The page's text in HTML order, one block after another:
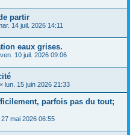
partir
14 juil. 2026 14:11
eaux grises.
ven. 10 juil. 2026 09:06
« lun. 15 juin 2026 21:33
parfois pas du tout;
27 mai 2026 06:55